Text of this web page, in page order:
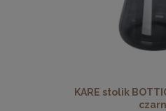
KARE stolik